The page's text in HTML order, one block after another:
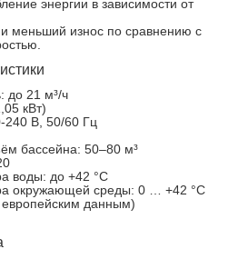
энергии в зависимости от
меньший износ по сравнению с
до 21 м³/ч
кВт)
В, 50/60 Гц
бассейна: 50–80 м³
воды: до +42 °C
окружающей среды: 0 … +42 °C
данным)